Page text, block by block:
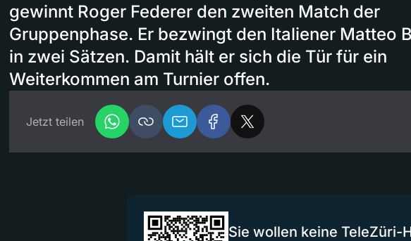
gewinnt Roger Federer den zweiten Match der
Gruppenphase. Er bezwingt den Italiener Matteo
in zwei Sätzen. Damit hält er sich die Tür für ein
Weiterkommen am Turnier offen.
Jetzt teilen
Sie wollen keine TeleZüri-